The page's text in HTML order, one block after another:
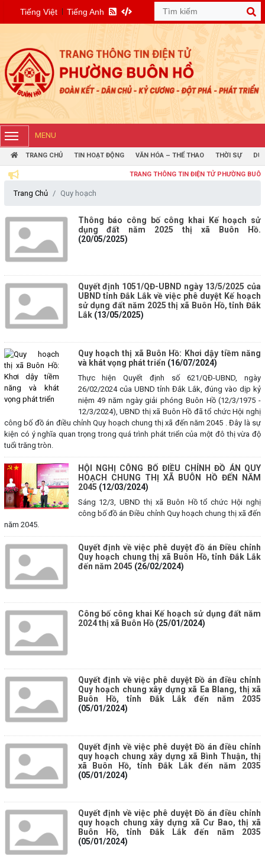
Tiếng Việt Tiếng Anh
MENU
TRANG CHỦ TIN HOẠT ĐỘNG VĂN HÓA – THỂ THAO THỜI SỰ DỰ
TRANG THÔNG TIN ĐIỆN TỬ PHƯỜNG BUÔN HỒ
Trang Chủ Quy hoạch
Thông báo công bố công khai Kế hoạch sử
dụng đất năm 2025 thị xã Buôn Hồ.
(20/05/2025)
Quyết định 1051/QĐ-UBND ngày 13/5/2025 của
UBND tỉnh Đắk Lắk về việc phê duyệt Kế hoạch
sử dụng đất năm 2025 thị xã Buôn Hồ, tỉnh Đắk
Lắk (13/05/2025)
Quy hoạch thị xã Buôn Hồ: Khơi dậy tiềm năng
và khát vọng phát triển (16/07/2024)
Thực hiện Quyết định số 621/QĐ-UBND, ngày
26/02/2024 của UBND tỉnh Đắk Lắk, đúng vào dịp kỷ
niệm 49 năm ngày giải phóng Buôn Hồ (12/3/1975 -
12/3/2024), UBND thị xã Buôn Hồ đã tổ chức Hội nghị
công bố đồ án điều chỉnh Quy hoạch chung thị xã đến năm 2045 . Đây là sự
kiện có ý nghĩa quan trọng trong quá trình phát triển của một đô thị vừa độ
tuổi trăng tròn.
HỘI NGHỊ CÔNG BỐ ĐIỀU CHỈNH ĐỒ ÁN QUY
HOẠCH CHUNG THỊ XÃ BUÔN HỒ ĐẾN NĂM
2045 (12/03/2024)
Sáng 12/3, UBND thị xã Buôn Hồ tổ chức Hội nghị
công bố đồ án Điều chỉnh Quy hoạch chung thị xã đến
năm 2045.
Quyết định về việc phê duyệt đồ án Điều chỉnh
Quy hoạch chung thị xã Buôn Hồ, tỉnh Đắk Lắk
đến năm 2045 (26/02/2024)
Công bố công khai Kế hoạch sử dụng đất năm
2024 thị xã Buôn Hồ (25/01/2024)
Quyết định về việc phê duyệt Đồ án điều chỉnh
Quy hoạch chung xây dựng xã Ea Blang, thị xã
Buôn Hồ, tỉnh Đắk Lắk đến năm 2035
(05/01/2024)
Quyết định về việc phê duyệt Đồ án điều chỉnh
quy hoạch chung xây dựng xã Bình Thuận, thị
xã Buôn Hồ, tỉnh Đắk Lắk đến năm 2035
(05/01/2024)
Quyết định về việc phê duyệt Đồ án điều chỉnh
quy hoạch chung xây dựng xã Cư Bao, thị xã
Buôn Hồ, tỉnh Đắk Lắk đến năm 2035
(05/01/2024)